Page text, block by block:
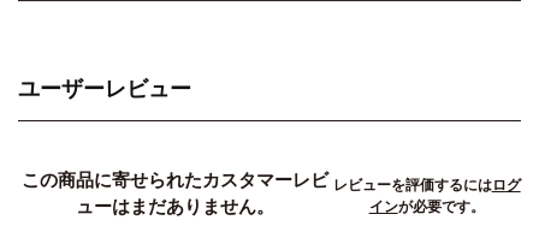
ユーザーレビュー
この商品に寄せられたカスタマーレビ
ューはまだありません。
レビューを評価するにはログ
インが必要です。